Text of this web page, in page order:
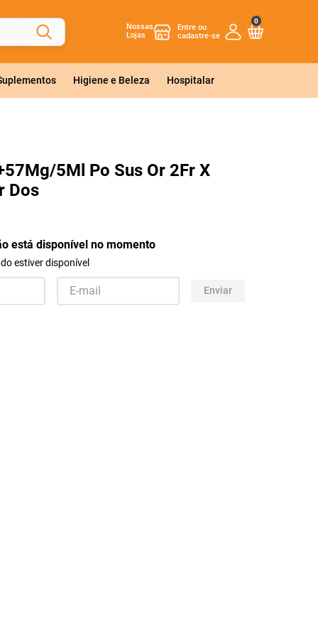
Nossas
Lojas
0
Higiene e Beleza Hospitalar
5Ml Po Sus Or 2Fr X
Dos
está disponível no momento
estiver disponível
Enviar